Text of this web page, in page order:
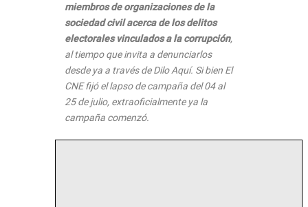
miembros de organizaciones de la
sociedad civil acerca de los delitos
electorales vinculados a la corrupción,
al tiempo que invita a denunciarlos
desde ya a través de Dilo Aquí. Si bien El
CNE fijó el lapso de campaña del 04 al
25 de julio, extraoficialmente ya la
campaña comenzó.